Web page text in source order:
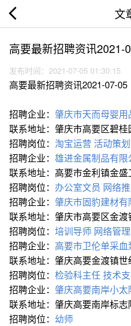
文
高要最新招聘资讯2021-
发布时间：2021-07-05 01:30:15
高要最新招聘资讯2021-07-05
招聘企业： 肇庆市天而母婴用
联系地址：肇庆市高要区碧
招聘岗位： 淘宝运营 活动策划
招聘企业： 雄进金属制品有限
联系地址：高要市金利镇金盛
招聘岗位： 办公室文员 网络
招聘企业： 肇庆市固豹建材有
联系地址：肇庆市高要区金渡
招聘岗位： 培训导师 网络管
招聘企业： 高要市卫伦单采血
联系地址：肇庆高要金渡镇世
招聘岗位： 检验科主任技术支
招聘企业： 肇庆高要南岸小太
联系地址：肇庆高要南岸标志
招聘岗位： 幼师